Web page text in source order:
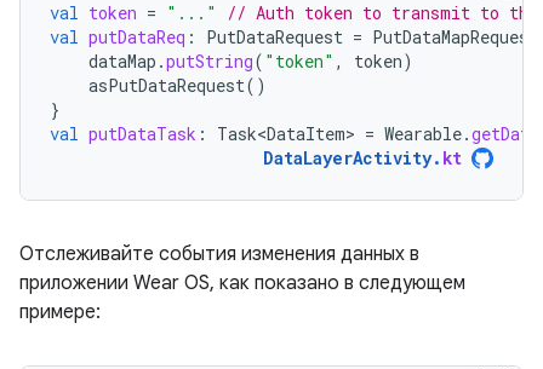
val token = "..."
// Auth token to transmit to the
val putDataReq : PutDataRequest = PutDataMapRequest
dataMap .putString( "token" , token)
asPutDataRequest()
}
val putDataTask : Task<DataItem> = Wearable.
DataLayerActivity. kt
Отслеживайте события изменения данных в
приложении Wear OS, как показано в следующем
примере: